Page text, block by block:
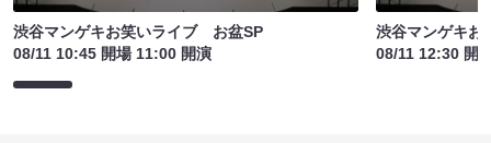
渋谷マンゲキお笑いライブ お盆SP
08/11 10:45 開場 11:00 開演
渋谷マンゲキ
08/11 12:30 開